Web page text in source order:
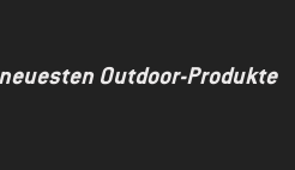
Outdoor-Produkte